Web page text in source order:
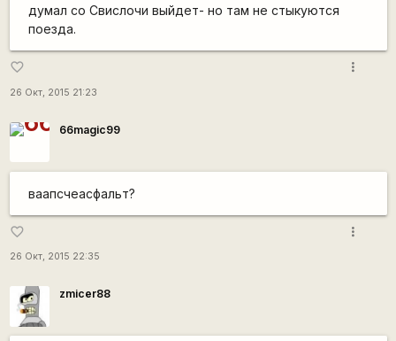
думал со Свислочи выйдет- но там не стыкуются
поезда.
favorite_border
26 Окт, 2015 21:23
more_vert
66magic99
ваапсчеасфальт?
favorite_border
26 Окт, 2015 22:35
more_vert
zmicer88